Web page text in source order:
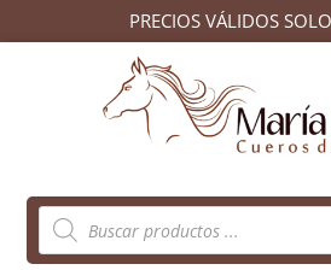
PRECIOS VÁLIDOS
Búsqueda
de
productos